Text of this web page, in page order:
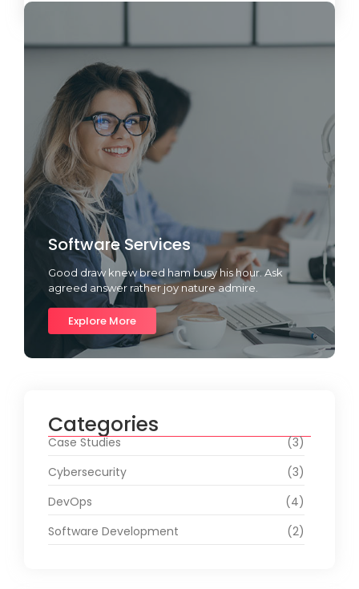
Software Services
Good draw knew bred ham busy his hour. Ask
agreed answer rather joy nature admire.
Explore More
Categories
Case Studies
(3)
Cybersecurity
(3)
DevOps
(4)
Software Development
(2)